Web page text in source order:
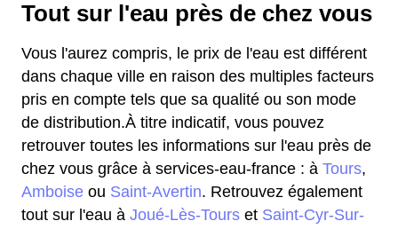
Tout sur l'eau près de chez vous
Vous l'aurez compris, le prix de l'eau est différent
dans chaque ville en raison des multiples facteurs
pris en compte tels que sa qualité ou son mode
de distribution.À titre indicatif, vous pouvez
retrouver toutes les informations sur l'eau près de
chez vous grâce à services-eau-france : à Tours,
Amboise ou Saint-Avertin. Retrouvez également
tout sur l'eau à Joué-Lès-Tours et Saint-Cyr-Sur-